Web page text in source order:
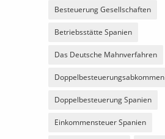
Besteuerung Gesellschaften
Betriebsstätte Spanien
Das Deutsche Mahnverfahren
Doppelbesteuerungsabkommen
Doppelbesteuerung Spanien
Einkommensteuer Spanien